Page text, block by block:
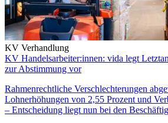
KV Verhandlung
KV Handelsarbeiter:innen: vida legt
zur Abstimmung vor
Rahmenrechtliche Verschlechterungen
Lohnerhöhungen von 2,55 Prozent und
– Entscheidung liegt nun bei den